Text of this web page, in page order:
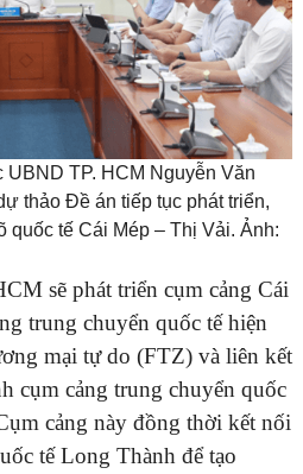
TP. HCM Nguyễn Văn
thảo Đề án tiếp tục phát triển,
quốc tế Cái Mép – Thị Vải. Ảnh:
sẽ phát triển cụm cảng Cái
trung chuyển quốc tế hiện
mại tự do (FTZ) và liên kết
cụm cảng trung chuyển quốc
cảng này đồng thời kết nối
tế Long Thành để tạo